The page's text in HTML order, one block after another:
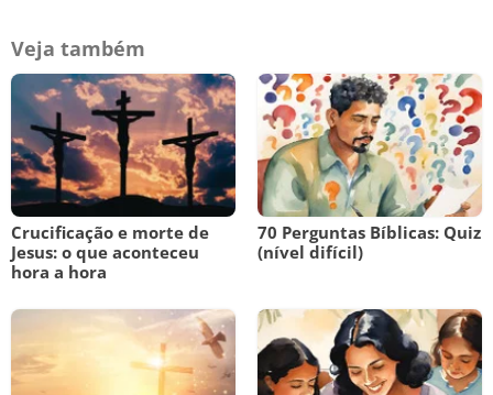
Veja também
Crucificação e morte de
Jesus: o que aconteceu
hora a hora
70 Perguntas Bíblicas: Quiz
(nível difícil)